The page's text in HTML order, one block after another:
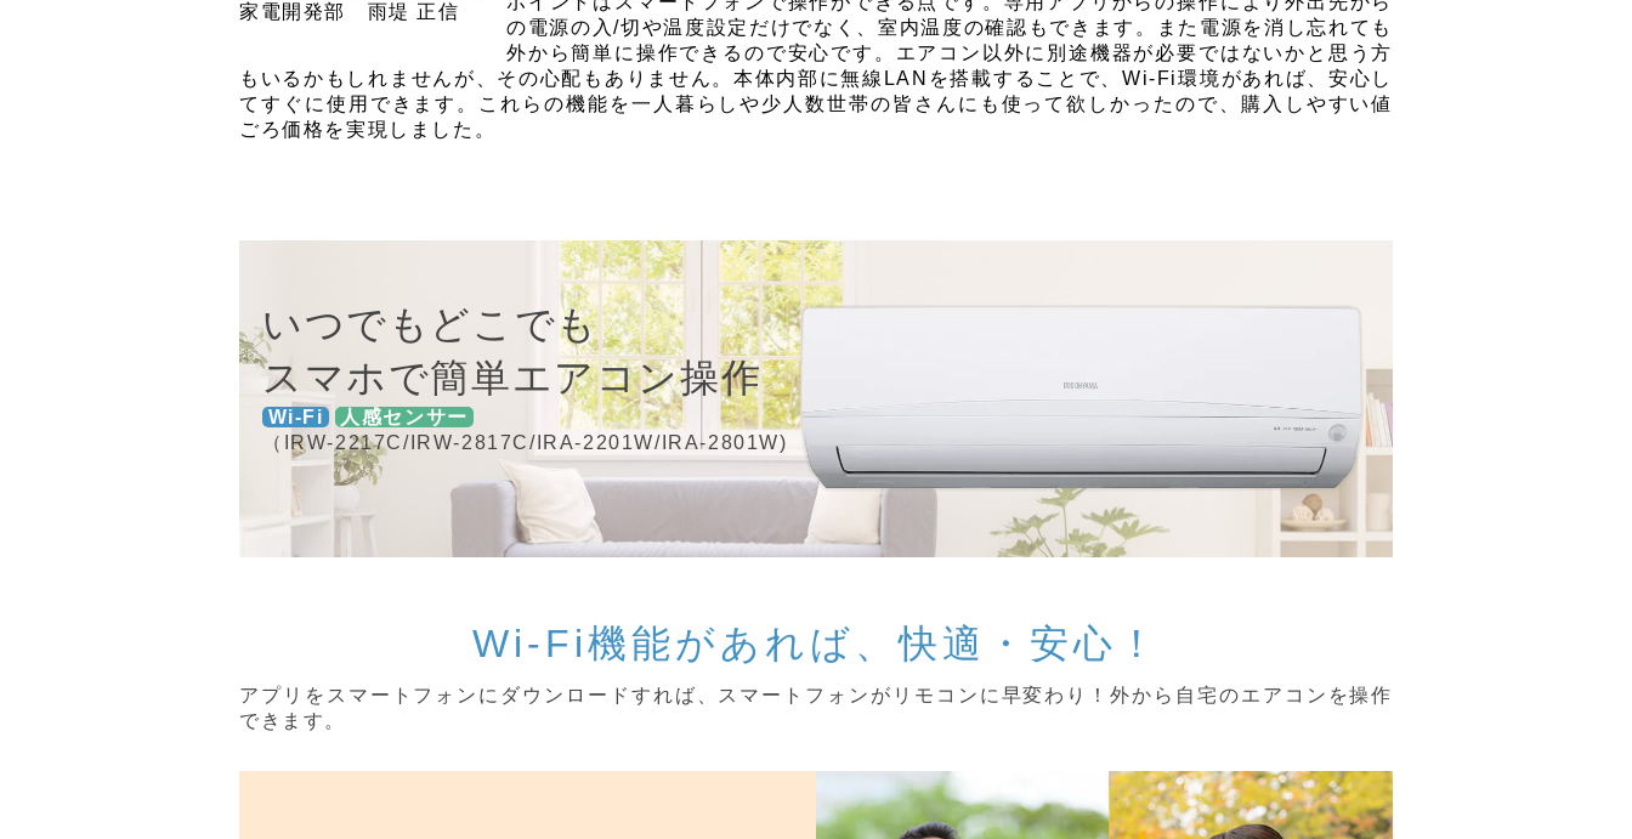
家電開発部 雨堤 正信
の電源の入/切や温度設定だけでなく、室内温度の確認もできます。また電源を消し忘れても
外から簡単に操作できるので安心です。エアコン以外に別途機器が必要ではないかと思う方
もいるかもしれませんが、その心配もありません。本体内部に無線LANを搭載することで、Wi-Fi環境があれば、安心し
てすぐに使用できます。これらの機能を一人暮らしや少人数世帯の皆さんにも使って欲しかったので、購入しやすい値
ごろ価格を実現しました。
いつでもどこでも
スマホで簡単エアコン操作
Wi-Fi
人感センサー
（IRW-2217C/IRW-2817C/IRA-2201W/IRA-2801W)
Wi-Fi機能があれば、快適・安心！
アプリをスマートフォンにダウンロードすれば、スマートフォンがリモコンに早変わり！外から自宅のエアコンを操作
できます。